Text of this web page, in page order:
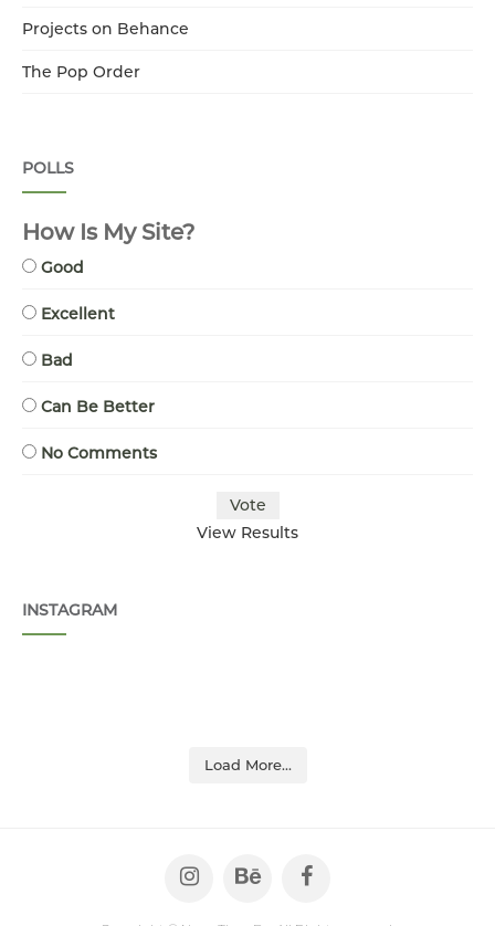
Projects on Behance
The Pop Order
POLLS
How Is My Site?
Good
Excellent
Bad
Can Be Better
No Comments
View Results
INSTAGRAM
Load More...